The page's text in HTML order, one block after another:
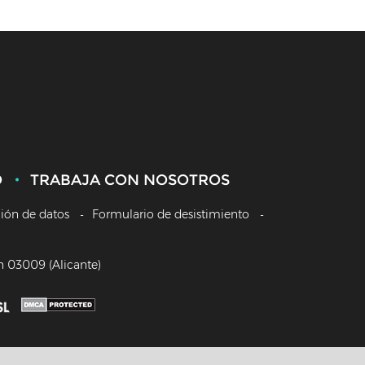
TRABAJA CON NOSOTROS
de datos Formulario de desistimiento
03009 (Alicante)